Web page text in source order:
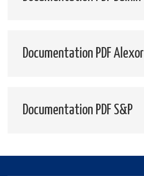
Documentation PDF Alexor
Documentation PDF S&P